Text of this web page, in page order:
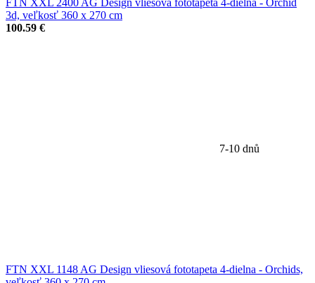
FTN XXL 2400 AG Design vliesová fototapeta 4-dielna - Orchid
3d, veľkosť 360 x 270 cm
100.59 €
7-10 dnů
FTN XXL 1148 AG Design vliesová fototapeta 4-dielna - Orchids,